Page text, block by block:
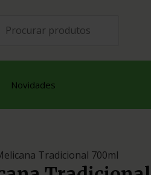
Novidades
Tradicional 700ml